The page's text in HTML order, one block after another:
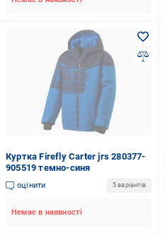
Куртка Firefly Carter jrs 280377-
905519 темно-синя
оцінити 5 варіантів
Немає в наявності